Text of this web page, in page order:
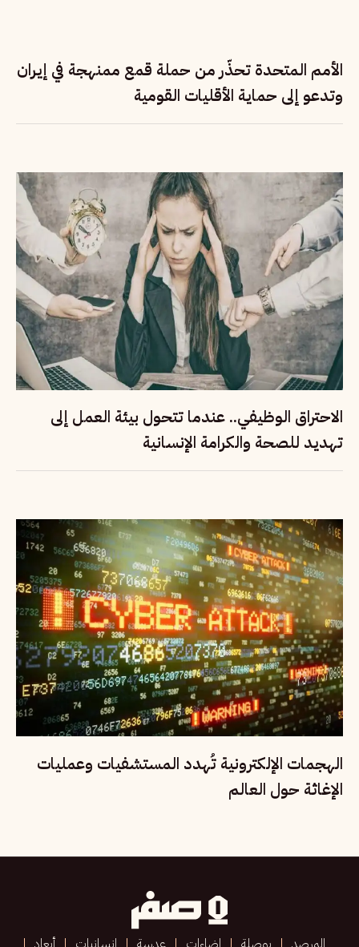
الأمم المتحدة تحذّر من حملة قمع ممنهجة في إيران
وتدعو إلى حماية الأقليات القومية
الاحتراق الوظيفي.. عندما تتحول بيئة العمل إلى
تهديد للصحة والكرامة الإنسانية
الهجمات الإلكترونية تُهدد المستشفيات وعمليات
الإغاثة حول العالم